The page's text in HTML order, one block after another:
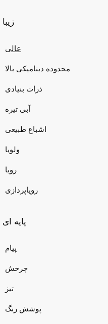
زیبا
عالی
محدوده دینامیکی بالا
ذرات بنیادی
آبی تیره
اشباع طبیعی
ولویا
رویا
رویاپردازی
پایه ای
پیام
چرخش
تیز
پوشش رنگ